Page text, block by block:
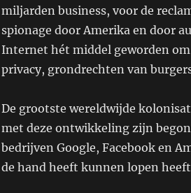
miljarden business, voor de
spionage door Amerika en door
Internet hét middel geworden
privacy, grondrechten van
De grootste wereldwijde
met deze ontwikkeling zijn
bedrijven Google, Facebook en
de hand heeft kunnen lopen